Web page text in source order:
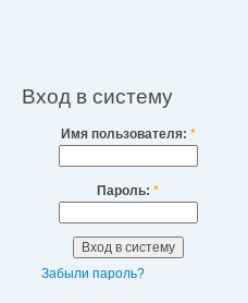
Вход в систему
Имя пользователя: *
Пароль: *
Забыли пароль?